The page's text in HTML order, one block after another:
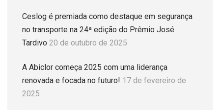
Ceslog é premiada como destaque em segurança
no transporte na 24ª edição do Prêmio José
Tardivo 20 de outubro de 2025
A Abiclor começa 2025 com uma liderança
renovada e focada no futuro! 17 de fevereiro de
2025